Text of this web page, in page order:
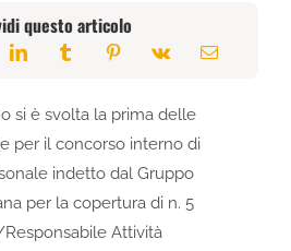
questo articolo
si è svolta la prima delle
per il concorso interno di
indetto dal Gruppo
per la copertura di n. 5
Attività